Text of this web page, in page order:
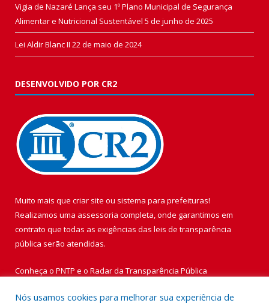
Vigia de Nazaré Lança seu 1º Plano Municipal de Segurança
Alimentar e Nutricional Sustentável 5 de junho de 2025
Lei Aldir Blanc II 22 de maio de 2024
DESENVOLVIDO POR CR2
Muito mais que criar site ou sistema para prefeituras!
Realizamos uma assessoria completa, onde garantimos em
contrato que todas as exigências das leis de transparência
pública serão atendidas.
Conheça o PNTP e o Radar da Transparência Pública
Nós usamos cookies para melhorar sua experiência de